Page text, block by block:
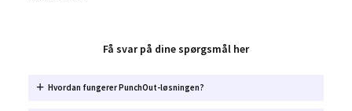
Få svar på dine spørgsmål her
Hvordan fungerer PunchOut-løsningen?